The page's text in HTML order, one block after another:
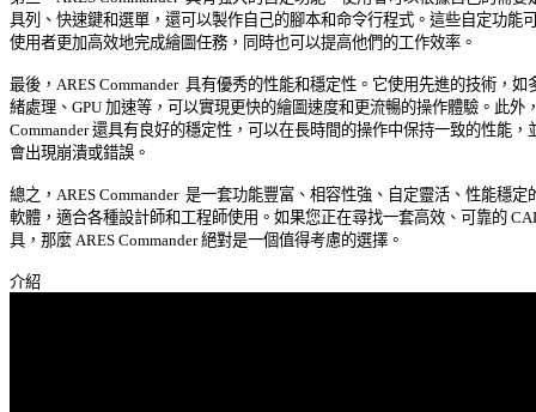
具列、快速鍵和選單，還可以製作自己的腳本和命令行程式。這些自定功能
使用者更加高效地完成繪圖任務，同時也可以提高他們的工作效率。
最後，ARES Commander  具有優秀的性能和穩定性。它使用先進的技術，如
緒處理、GPU 加速等，可以實現更快的繪圖速度和更流暢的操作體驗。此外
Commander 還具有良好的穩定性，可以在長時間的操作中保持一致的性能，
會出現崩潰或錯誤。
總之，ARES Commander  是一套功能豐富、相容性強、自定靈活、性能穩定
軟體，適合各種設計師和工程師使用。如果您正在尋找一套高效、可靠的
具，那麼 ARES Commander 絕對是一個值得考慮的選擇。